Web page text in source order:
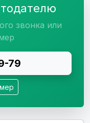
звонка или
79